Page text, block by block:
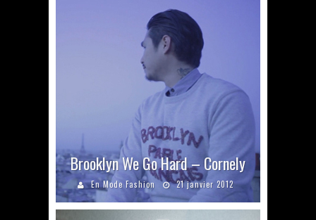
Brooklyn We Go Hard – Cornely
En Mode Fashion 21 janvier 2012